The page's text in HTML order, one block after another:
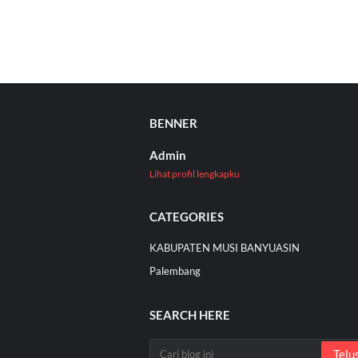
BENNER
Admin
Lihat profil lengkapku
CATEGORIES
KABUPATEN MUSI BANYUASIN
Palembang
SEARCH HERE